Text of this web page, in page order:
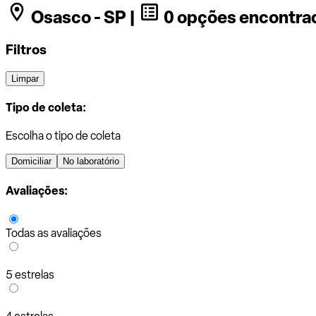
Osasco - SP | 0 opções
Filtros
Limpar
Tipo de coleta:
Escolha o tipo de coleta
Domiciliar No laboratório
Avaliações:
Todas as avaliações
5 estrelas